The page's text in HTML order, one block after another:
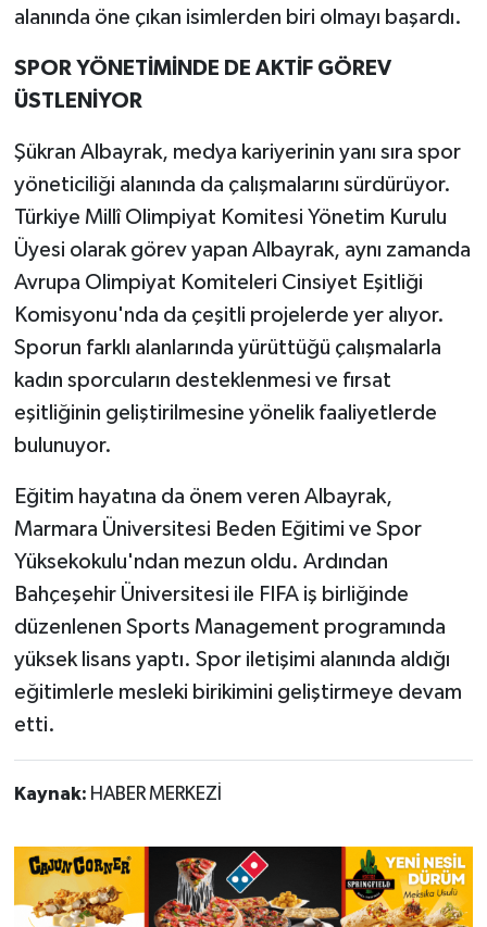
alanında öne çıkan isimlerden biri olmayı başardı.
SPOR YÖNETİMİNDE DE AKTİF GÖREV
ÜSTLENİYOR
Şükran Albayrak, medya kariyerinin yanı sıra spor
yöneticiliği alanında da çalışmalarını sürdürüyor.
Türkiye Millî Olimpiyat Komitesi Yönetim Kurulu
Üyesi olarak görev yapan Albayrak, aynı zamanda
Avrupa Olimpiyat Komiteleri Cinsiyet Eşitliği
Komisyonu'nda da çeşitli projelerde yer alıyor.
Sporun farklı alanlarında yürüttüğü çalışmalarla
kadın sporcuların desteklenmesi ve fırsat
eşitliğinin geliştirilmesine yönelik faaliyetlerde
bulunuyor.
Eğitim hayatına da önem veren Albayrak,
Marmara Üniversitesi Beden Eğitimi ve Spor
Yüksekokulu'ndan mezun oldu. Ardından
Bahçeşehir Üniversitesi ile FIFA iş birliğinde
düzenlenen Sports Management programında
yüksek lisans yaptı. Spor iletişimi alanında aldığı
eğitimlerle mesleki birikimini geliştirmeye devam
etti.
Kaynak: HABER MERKEZİ